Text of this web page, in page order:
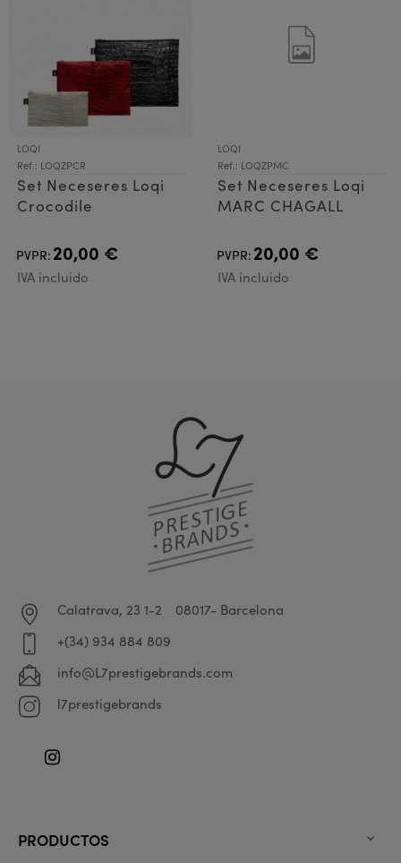
LOQI
Ref.: LOQZPCR
Set Neceseres Loqi
Crocodile
PVPR: 20,00 €
IVA incluido
LOQI
Ref.: LOQZPMC
Set Neceseres Loqi
MARC CHAGALL
PVPR: 20,00 €
IVA incluido
Calatrava, 23 1-2
08017- Barcelona
+(34) 934 884 809
info@L7prestigebrands.com
l7prestigebrands
Instagram
PRODUCTOS 